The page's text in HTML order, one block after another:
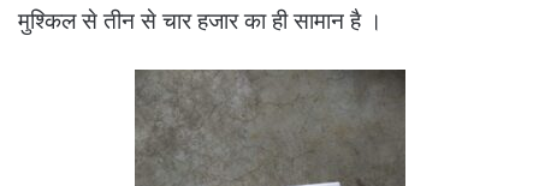
मुश्किल से तीन से चार हजार का ही सामान है ।